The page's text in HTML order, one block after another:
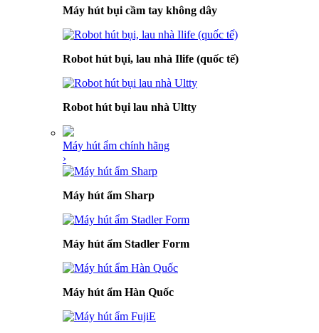
Máy hút bụi cầm tay không dây
Robot hút bụi, lau nhà Ilife (quốc tế)
Robot hút bụi lau nhà Ultty
Máy hút ẩm chính hãng
›
Máy hút ẩm Sharp
Máy hút ẩm Stadler Form
Máy hút ẩm Hàn Quốc